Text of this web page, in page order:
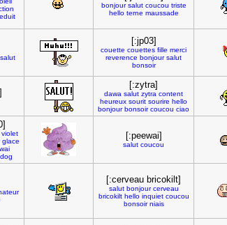
bonjour salut coucou triste
hello terne maussade
salut
[:jp03]
couette couettes fille merci
reverence bonjour salut
bonsoir
[:zytra]
dawa salut zytra content
heureux sourit sourire hello
bonjour bonsoir coucou ciao
violet
glace
[:peewai]
salut coucou
[:cerveau bricokilt]
salut bonjour cerveau
bricokilt hello inquiet coucou
bonsoir niais